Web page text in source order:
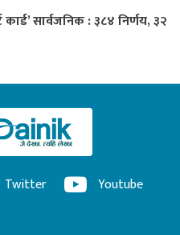
कार्ड’ सार्वजनिक : ३८४ निर्णय, ३२
Twitter Youtube